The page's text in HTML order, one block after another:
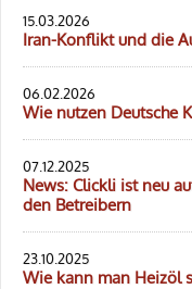
15.03.2026
Iran-Konflikt und die
06.02.2026
Wie nutzen Deutsche
07.12.2025
News: Clickli ist neu
den Betreibern
23.10.2025
Wie kann man Heizöl